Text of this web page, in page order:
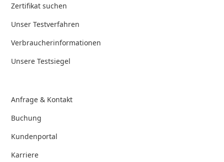
Zertifikat suchen
Unser Testverfahren
Verbraucherinformationen
Unsere Testsiegel
Anfrage & Kontakt
Buchung
Kundenportal
Karriere